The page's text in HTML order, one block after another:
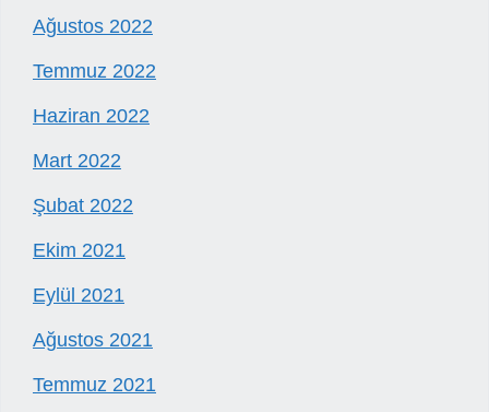
Ağustos 2022
Temmuz 2022
Haziran 2022
Mart 2022
Şubat 2022
Ekim 2021
Eylül 2021
Ağustos 2021
Temmuz 2021